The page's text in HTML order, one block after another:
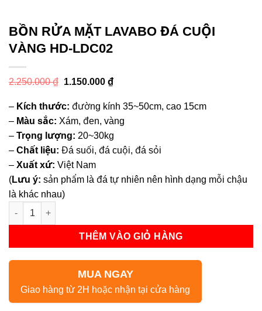
BỒN RỬA MẶT LAVABO ĐÁ CUỘI
VÀNG HD-LDC02
2.250.000₫ Giá
2.250.000 ₫.
1.150.000 ₫Giá
là:
1.150.000 ₫.
– Kích thước: đường kính 35~50cm, cao 15cm
– Màu sắc: Xám, đen, vàng
– Trọng lượng: 20~30kg
– Chất liệu: Đá suối, đá cuội, đá sỏi
– Xuất xứ: Việt Nam
(Lưu ý: sản phẩm là đá tự nhiên nên hình dạng mỗi chậu
là khác nhau)
Bồn Rửa Mặt Lavabo Đá Cuội Vàng HD-LDC02 số lượng
THÊM VÀO GIỎ HÀNG
MUA NGAY
Giao hàng từ 2H hoặc nhận tại cửa hàng